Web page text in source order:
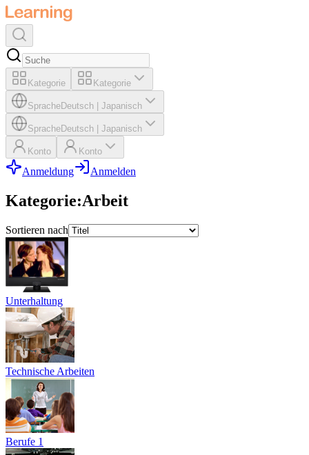
Kategorie Kategorie
SpracheDeutsch Japanisch
SpracheDeutsch Japanisch
Konto Konto
Anmeldung Anmelden
Kategorie:Arbeit
Sortieren nach
Unterhaltung
Technische Arbeiten
Berufe 1